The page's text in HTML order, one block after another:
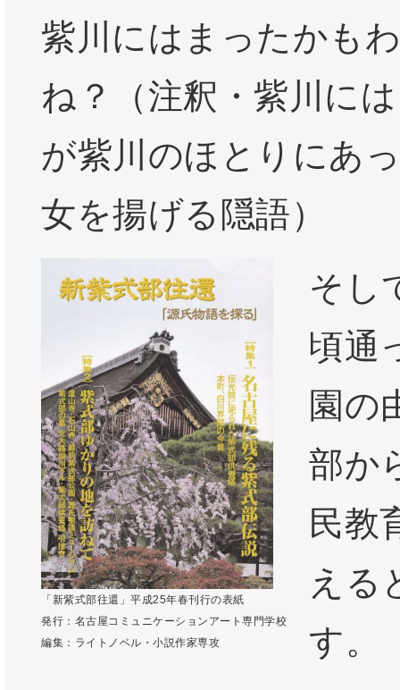
紫川にはまったかも
ね？（注釈・紫川に
が紫川のほとりにあ
女を揚げる隠語）
「新紫式部往還」平成25年春刊行の表紙
発行：名古屋コミュニケーションアート専門学校
編集：ライトノベル・小説作家専攻
そし
頃通
園の
部か
民教
える
す。